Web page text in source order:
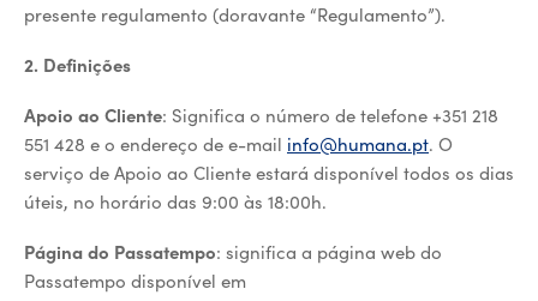
presente regulamento (doravante “Regulamento”).
2. Definições
Apoio ao Cliente: Significa o número de telefone +351 218
551 428 e o endereço de e-mail info@humana.pt. O
serviço de Apoio ao Cliente estará disponível todos os dias
úteis, no horário das 9:00 às 18:00h.
Página do Passatempo: significa a página web do
Passatempo disponível em